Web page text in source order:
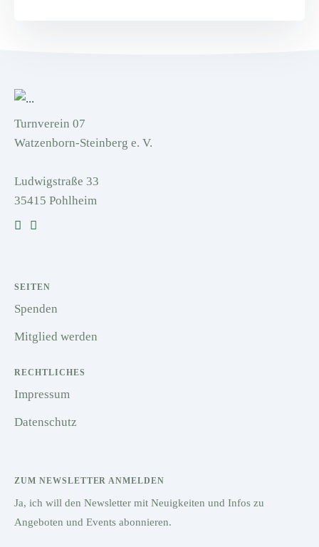
Turnverein 07
Watzenborn-Steinberg e. V.
Ludwigstraße 33
35415 Pohlheim
SEITEN
Spenden
Mitglied werden
RECHTLICHES
Impressum
Datenschutz
ZUM NEWSLETTER ANMELDEN
Ja, ich will den Newsletter mit Neuigkeiten und Infos zu
Angeboten und Events abonnieren.